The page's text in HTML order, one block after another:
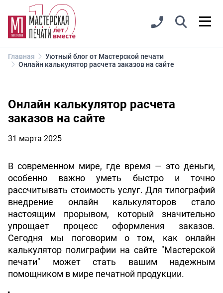
Главная
Уютный блог от Мастерской печати
Онлайн калькулятор расчета заказов на сайте
Онлайн калькулятор расчета
заказов на сайте
31 марта 2025
В современном мире, где время — это деньги,
особенно важно уметь быстро и точно
рассчитывать стоимость услуг. Для типографий
внедрение онлайн калькуляторов стало
настоящим прорывом, который значительно
упрощает процесс оформления заказов.
Сегодня мы поговорим о том, как онлайн
калькулятор полиграфии на сайте "Мастерской
печати" может стать вашим надежным
помощником в мире печатной продукции.